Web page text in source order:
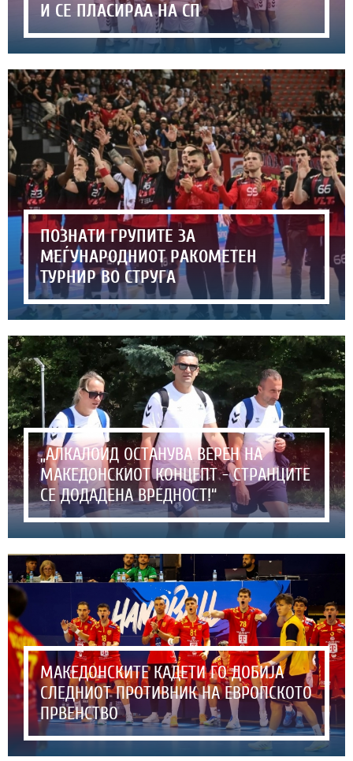
И СЕ ПЛАСИРАА НА СП
ПОЗНАТИ ГРУПИТЕ ЗА
МЕЃУНАРОДНИОТ РАКОМЕТЕН
ТУРНИР ВО СТРУГА
„АЛКАЛОИД ОСТАНУВА ВЕРЕН НА
МАКЕДОНСКИОТ КОНЦЕПТ - СТРАНЦИТЕ
СЕ ДОДАДЕНА ВРЕДНОСТ!“
МАКЕДОНСКИТЕ КАДЕТИ ГО ДОБИЈА
СЛЕДНИОТ ПРОТИВНИК НА ЕВРОПСКОТО
ПРВЕНСТВО